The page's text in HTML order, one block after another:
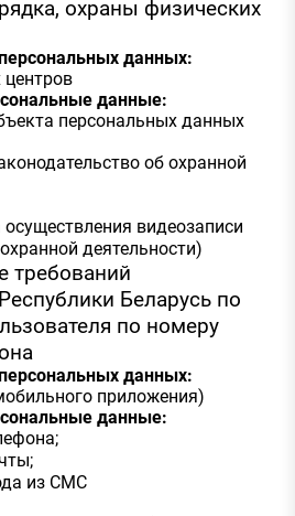
охраны физических
данных:
центров
данные:
персональных данных
об охранной
видеозаписи
деятельности)
требований
Беларусь по
по номеру
данных:
приложения)
данные:
из СМС